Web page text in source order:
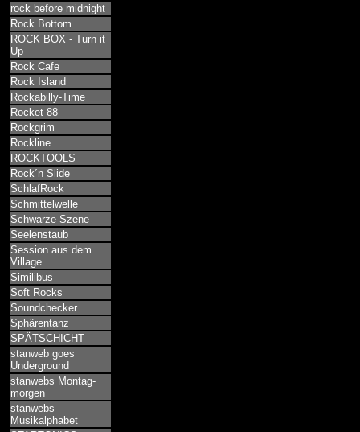
rock before midnight
Rock Bottom
ROCK BOX - Turn it
Up
Rock Cafe
Rock Island
Rockabilly-Time
Rocket 88
Rockgrim
Rockline
ROCKTOOLS
Rock´n Slide
SchlafRock
Schmittelwelle
Schwarze Szene
Seelenstaub
Session aus dem
Village
Similibus
Soft Rocks
Soundchecker
Sphärentanz
SPÄTSCHICHT
stanweb goes
Underground
stanwebs Montag-
morgen
stanwebs
Musikalphabet